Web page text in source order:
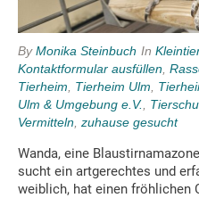
ByMonika Steinbuch In
Kontaktformular ausfüllen
Tierheim
Tierheim Ulm
Ulm & Umgebung e.V.
Vermitteln zuhause gesucht
Wanda, eine
sucht ein artgerechtes und
weiblich, hat einen fröhlichen